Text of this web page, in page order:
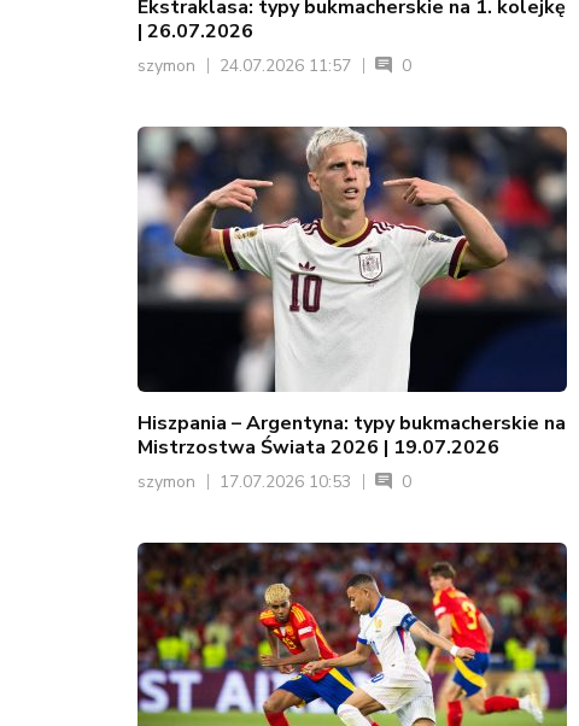
Ekstraklasa: typy bukmacherskie na 1. kolejkę
| 26.07.2026
szymon 24.07.2026 11:57 0
Hiszpania – Argentyna: typy bukmacherskie na
Mistrzostwa Świata 2026 | 19.07.2026
szymon 17.07.2026 10:53 0